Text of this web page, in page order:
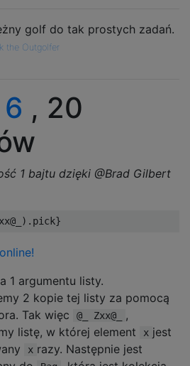
golf do tak prostych zadań.
the Outgolfer
, 20
1 bajtu dzięki @Brad Gilbert
). pick}
1 argumentu listy.
2 kopie tej listy za pomocą
Tak więc @_ Zxx@_
,
listę, w której element
x jest
x razy. Następnie jest